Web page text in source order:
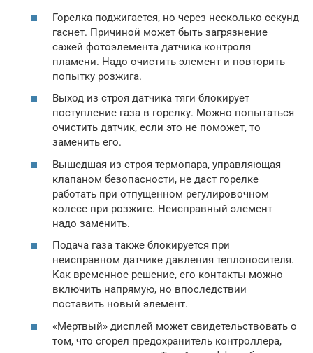
Горелка поджигается, но через несколько секунд
гаснет. Причиной может быть загрязнение
сажей фотоэлемента датчика контроля
пламени. Надо очистить элемент и повторить
попытку розжига.
Выход из строя датчика тяги блокирует
поступление газа в горелку. Можно попытаться
очистить датчик, если это не поможет, то
заменить его.
Вышедшая из строя термопара, управляющая
клапаном безопасности, не даст горелке
работать при отпущенном регулировочном
колесе при розжиге. Неисправный элемент
надо заменить.
Подача газа также блокируется при
неисправном датчике давления теплоносителя.
Как временное решение, его контакты можно
включить напрямую, но впоследствии
поставить новый элемент.
«Мертвый» дисплей может свидетельствовать о
том, что сгорел предохранитель контроллера,